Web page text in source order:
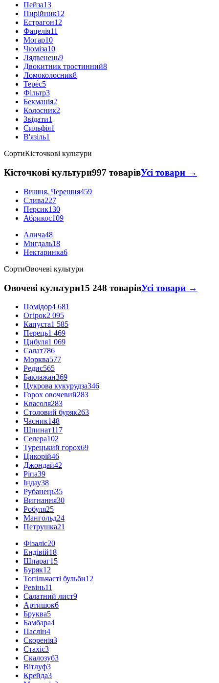
Пейза13
Пирійник12
Естрагон12
Фацелія11
Могар10
Чюміза10
Лядвенець9
Двокитник тростинний8
Ломоколосник8
Тере́с5
Фільтр3
Бекманія2
Колосник2
Звідати1
Сильфія1
В'язіль1
СортиКісточкові культури
Кісточкові культури997 товарівУсі товари →
Вишня, Черешня459
Слива227
Персик130
Абрикос109
Алича48
Мигдаль18
Нектаринка6
СортиОвочеві культури
Овочеві культури15 248 товарівУсі товари →
Помідор4 681
Огірок2 095
Капуста1 585
Перець1 469
Цибуля1 069
Салат786
Морква577
Редис565
Баклажан369
Цукрова кукурудза346
Горох овочевий283
Квасоля283
Столовий буряк263
Часник148
Шпинат117
Селера102
Турецький горох69
Цикорій46
Джондай42
Ріпа39
Індау38
Рубанець35
Вигнання30
Робуля25
Мангольд24
Петрушка21
Фізаліс20
Ендівій18
Шпараг15
Буряк12
Топільчасті бульби12
Ревінь11
Салатний лист9
Артишок6
Бруква5
Бамбара4
Паслін4
Скоренія3
Стахіс3
Скалозуб3
Вітлуф3
Крейда3